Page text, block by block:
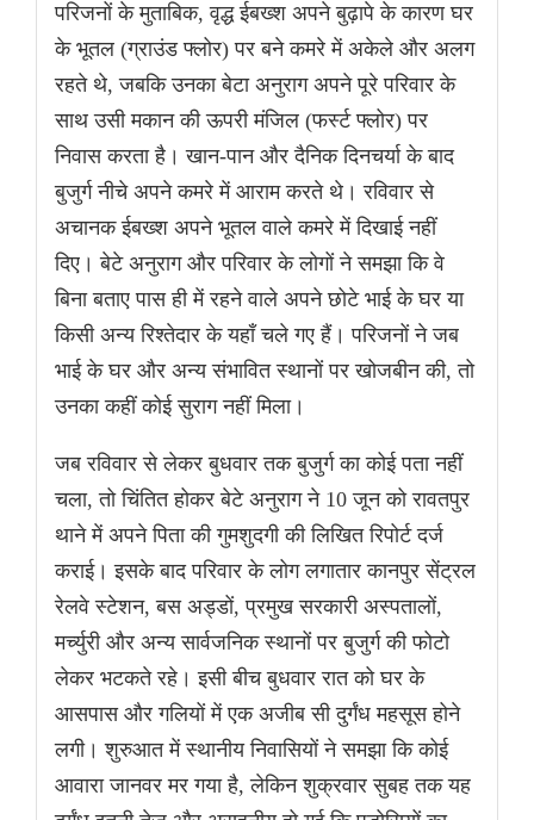
परिजनों के मुताबिक, वृद्ध ईबख्श अपने बुढ़ापे के कारण घर
के भूतल (ग्राउंड फ्लोर) पर बने कमरे में अकेले और अलग
रहते थे, जबकि उनका बेटा अनुराग अपने पूरे परिवार के
साथ उसी मकान की ऊपरी मंजिल (फर्स्ट फ्लोर) पर
निवास करता है। खान-पान और दैनिक दिनचर्या के बाद
बुजुर्ग नीचे अपने कमरे में आराम करते थे। रविवार से
अचानक ईबख्श अपने भूतल वाले कमरे में दिखाई नहीं
दिए। बेटे अनुराग और परिवार के लोगों ने समझा कि वे
बिना बताए पास ही में रहने वाले अपने छोटे भाई के घर या
किसी अन्य रिश्तेदार के यहाँ चले गए हैं। परिजनों ने जब
भाई के घर और अन्य संभावित स्थानों पर खोजबीन की, तो
उनका कहीं कोई सुराग नहीं मिला।
जब रविवार से लेकर बुधवार तक बुजुर्ग का कोई पता नहीं
चला, तो चिंतित होकर बेटे अनुराग ने 10 जून को रावतपुर
थाने में अपने पिता की गुमशुदगी की लिखित रिपोर्ट दर्ज
कराई। इसके बाद परिवार के लोग लगातार कानपुर सेंट्रल
रेलवे स्टेशन, बस अड्डों, प्रमुख सरकारी अस्पतालों,
मर्च्युरी और अन्य सार्वजनिक स्थानों पर बुजुर्ग की फोटो
लेकर भटकते रहे। इसी बीच बुधवार रात को घर के
आसपास और गलियों में एक अजीब सी दुर्गंध महसूस होने
लगी। शुरुआत में स्थानीय निवासियों ने समझा कि कोई
आवारा जानवर मर गया है, लेकिन शुक्रवार सुबह तक यह